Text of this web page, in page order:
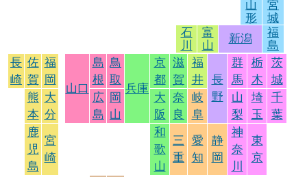
山
形
宮
城
石
川
富
山
新潟
福
島
長
崎
佐
賀
福
岡
山口
島
根
鳥
取
兵庫
京
都
滋
賀
福
井
長
野
群
馬
栃
木
茨
城
熊
本
大
分
広
島
岡
山
大
阪
奈
良
岐
阜
山
梨
埼
玉
千
葉
鹿
児
島
宮
崎
和
歌
山
三
重
愛
知
静
岡
神
奈
川
東
京